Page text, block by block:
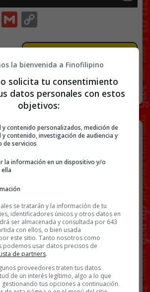
WhatsApp
Gmail
2025
factor más
el calor en esto de
este gráfico de los últimos 20
no parece responder al
las altas temperaturas, o al
solo a eso.
la bienvenida a Finofilipino
solicita tu consentimiento
datos personales con estos
objetivos:
y contenido personalizados, medición de
y contenido, investigación de audiencia y
de servicios
la información en un dispositivo y/o
se tratarán y la información de tu
identificadores únicos y otros datos en
ser almacenada y consultada por 643
con ellos, o bien usada
este sitio. Tanto nosotros como
podemos usar datos precisos de
de partners.
proveedores traten tus datos
de un interés legítimo, algo a lo que
tus opciones a continuación.